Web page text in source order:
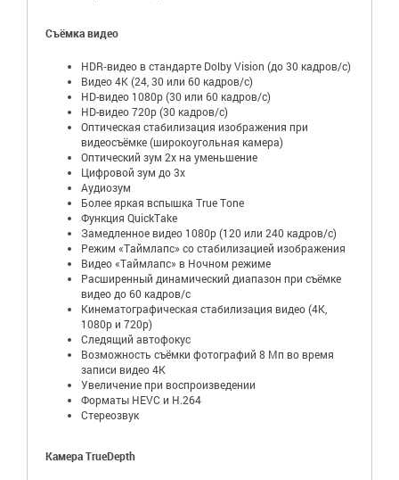
Съёмка видео
HDR‑видео в стандарте Dolby Vision (до 30 кадров/с)
Видео 4K (24, 30 или 60 кадров/с)
HD-видео 1080p (30 или 60 кадров/с)
HD-видео 720p (30 кадров/с)
Оптическая стабилизация изображения при
видеосъёмке (широкоугольная камера)
Оптический зум 2x на уменьшение
Цифровой зум до 3x
Аудиозум
Более яркая вспышка True Tone
Функция QuickTake
Замедленное видео 1080р (120 или 240 кадров/с)
Режим «Таймлапс» со стабилизацией изображения
Видео «Таймлапс» в Ночном режиме
Расширенный динамический диапазон при съёмке
видео до 60 кадров/ с
Кинематографическая стабилизация видео (4K,
1080p и 720p)
Следящий автофокус
Возможность съёмки фотографий 8 Мп во время
записи видео 4K
Увеличение при воспроизведении
Форматы HEVC и H.264
Стереозвук
Камера TrueDepth